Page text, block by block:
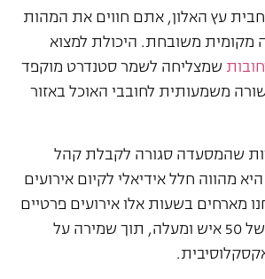
עץ האלון, אתם חווים את המהות
מקומית משובחת. היכולת למצוא
שמצליחה לשמר סטנדרט מוקפד
משמעותית לחובבי האוכל באזור
שהמסעדה סגורה לקבלת קהל
מהווה חלל אידיאלי לקיום אירועים
מארחים בשעות אלו אירועים פרטיים
ועסקיים לקבוצות של 50 איש ומעלה, תוך שמירה על